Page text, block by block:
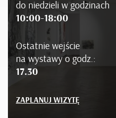
do niedzieli w godzinach
10:00-18:00
Ostatnie wejście
na wystawy o godz.:
17.30
ZAPLANUJ WIZYTĘ